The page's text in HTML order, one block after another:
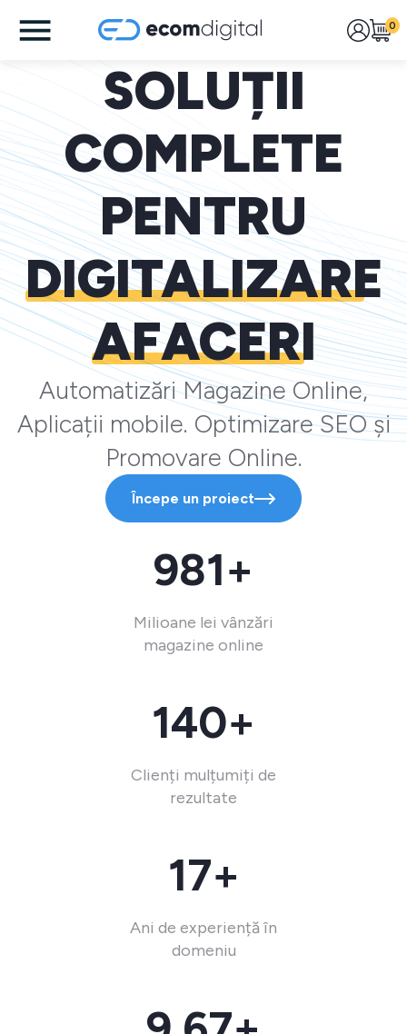
0
SOLUȚII
COMPLETE
PENTRU
DIGITALIZARE
AFACERI
Automatizări Magazine Online,
Aplicații mobile. Optimizare SEO și
Promovare Online.
Începe un proiect
981+
Milioane lei vânzări
magazine online
140+
Clienți mulțumiți de
rezultate
17+
Ani de experiență în
domeniu